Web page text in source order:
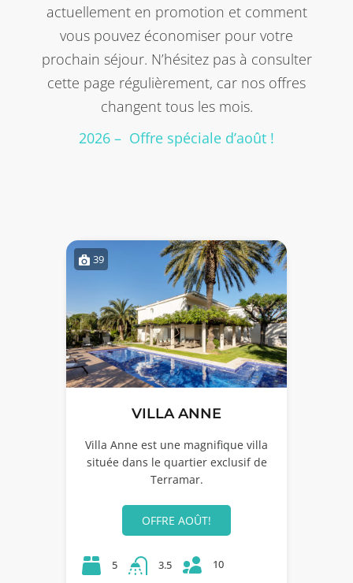
actuellement en promotion et comment
vous pouvez économiser pour votre
prochain séjour. N’hésitez pas à consulter
cette page régulièrement, car nos offres
changent tous les mois.
2026 – Offre spéciale d’août !
39
VILLA ANNE
Villa Anne est une magnifique villa
située dans le quartier exclusif de
Terramar.
OFFRE AOÛT!
5 3.5 10